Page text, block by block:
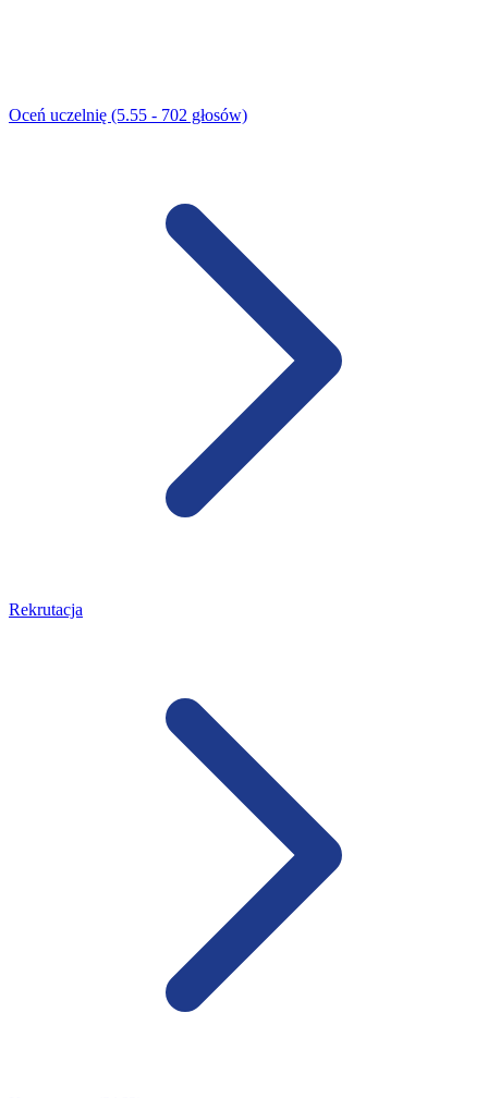
Oceń uczelnię (5.55 - 702 głosów)
Rekrutacja